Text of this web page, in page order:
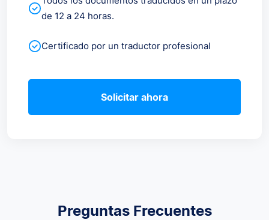
de 12 a 24 horas.
Certificado por un traductor profesional
Solicitar ahora
Preguntas Frecuentes